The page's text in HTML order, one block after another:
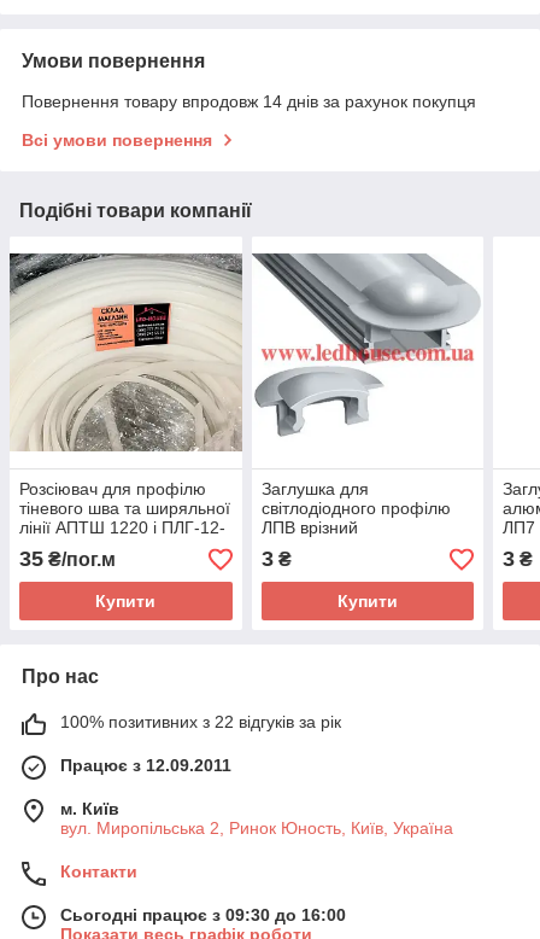
Умови повернення
Повернення товару впродовж 14 днів за рахунок покупця
Всі умови повернення
Подібні товари компанії
Розсіювач для профілю
тіневого шва та ширяльної
лінії АПТШ 1220 і ПЛГ-12-
LED
35 ₴/пог.м
Купити
Заглушка для
світлодіодного профілю
ЛПВ врізний
3₴
Купити
ЛП7
3 ₴
Про нас
100% позитивних з 22 відгуків за рік
Працює з 12.09.2011
м. Київ
вул. Миропільська 2, Ринок Юность, Київ, Україна
Контакти
Сьогодні працює з 09:30 до 16:00
Показати весь графік роботи